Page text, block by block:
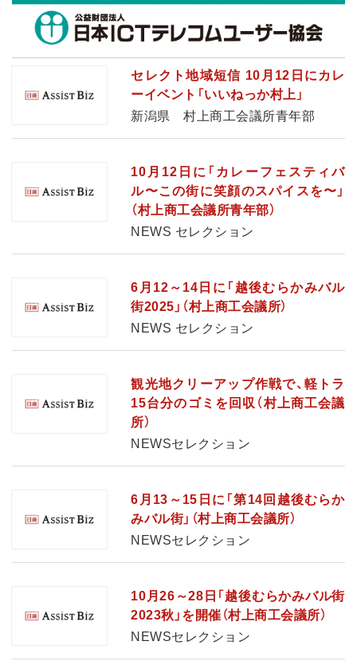
セレクト地域短信 10月12日にカレ
ーイベント「いいねっか村上」
新潟県 村上商工会議所青年部
10月12日に「カレーフェスティバ
ル〜この街に笑顔のスパイスを〜」
（村上商工会議所青年部）
NEWS セレクション
6月12～14日に「越後むらかみバル
街2025」（村上商工会議所）
NEWS セレクション
観光地クリーアップ作戦で、軽トラ
15台分のゴミを回収（村上商工会議
所）
NEWSセレクション
6月13～15日に「第14回越後むらか
みバル街」（村上商工会議所）
NEWSセレクション
10月26～28日「越後むらかみバル街
2023秋」を開催（村上商工会議所）
NEWSセレクション